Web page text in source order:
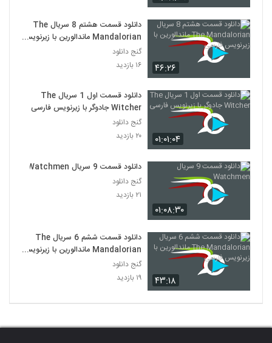
۴۶:۲۶
دانلود قسمت هشتم 8 سریال The
Mandalorian ماندالورین با زیرنویس
فارسی
گنج دانلود
۱۶ بازدید
۰۱:۰۱:۰۴
دانلود قسمت اول 1 سریال The
Witcher جادوگر با زیرنویس فارسی
گنج دانلود
۲۰ بازدید
۰۱:۰۸:۳۰
دانلود قسمت 9 سریال Watchmen
گنج دانلود
۲۱ بازدید
۴۳:۱۸
دانلود قسمت ششم 6 سریال The
Mandalorian ماندالورین با زیرنویس
فارسی
گنج دانلود
۱۹ بازدید